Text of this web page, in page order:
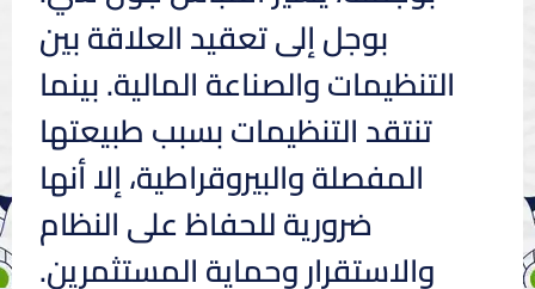
بوجل إلى تعقيد العلاقة بين
التنظيمات والصناعة المالية. بينما
تنتقد التنظيمات بسبب طبيعتها
المفصلة والبيروقراطية، إلا أنها
ضرورية للحفاظ على النظام
والاستقرار وحماية المستثمرين.